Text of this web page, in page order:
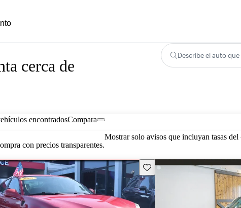
cerca de
Describe el auto
encontradosCompara
con precios transparentes.
Mostrar solo avisos que incluyan tasas del
Guarda este Aviso